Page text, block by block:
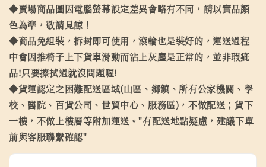
◆賣場商品圖因電腦螢幕設定差異會略有不同，請以實品顏
色為準，敬請見諒！
◆商品免組裝，拆封即可使用，滾輪也是裝好的，運送過程
中會因推椅子上下貨車滑動而沾上灰塵是正常的，並非瑕疵
品!只要擦拭過就沒問題喔!
◆貨運認定之困難配送區域(山區、鄉鎮、所有公家機關、學
校、醫院、百貨公司、世貿中心、服務區)，不做配送；貨下
一樓，不做上樓層等附加運送。"有配送地點疑慮，建議下單
前與客服聯繫確認"